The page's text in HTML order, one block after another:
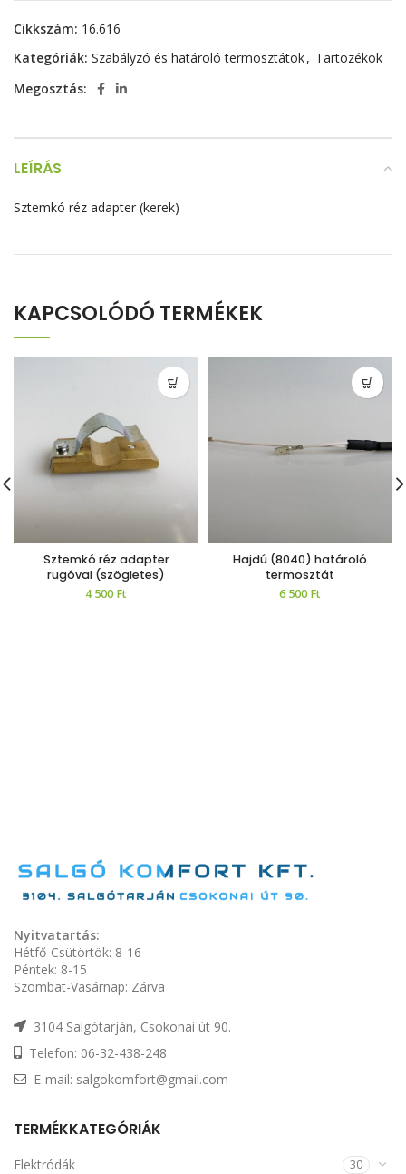
Cikkszám: 16.616
Kategóriák: Szabályzó és határoló termosztátok, Tartozékok
Megosztás:
LEÍRÁS
Sztemkó réz adapter (kerek)
KAPCSOLÓDÓ TERMÉKEK
Sztemkó réz adapter
rugóval (szögletes)
4 500Ft
Hajdú (8040) határoló
termosztát
6 500Ft
Nyitvatartás:
Hétfő-Csütörtök: 8-16
Péntek: 8-15
Szombat-Vasárnap: Zárva
3104 Salgótarján, Csokonai út 90.
Telefon: 06-32-438-248
E-mail: salgokomfort@gmail.com
TERMÉKKATEGÓRIÁK
Elektródák 30